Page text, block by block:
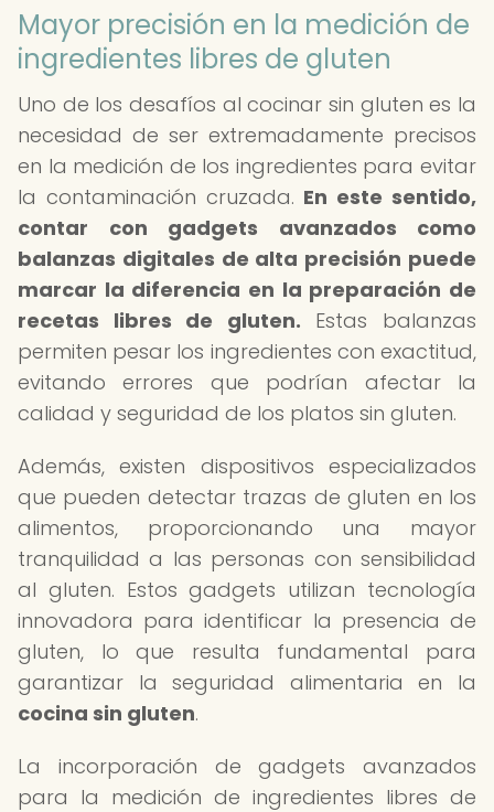
Mayor precisión en la medición de
ingredientes libres de gluten
Uno de los desafíos al cocinar sin gluten es la
necesidad de ser extremadamente precisos
en la medición de los ingredientes para evitar
la contaminación cruzada. En este sentido,
contar con gadgets avanzados como
balanzas digitales de alta precisión puede
marcar la diferencia en la preparación de
recetas libres de gluten. Estas balanzas
permiten pesar los ingredientes con exactitud,
evitando errores que podrían afectar la
calidad y seguridad de los platos sin gluten.
Además, existen dispositivos especializados
que pueden detectar trazas de gluten en los
alimentos, proporcionando una mayor
tranquilidad a las personas con sensibilidad
al gluten. Estos gadgets utilizan tecnología
innovadora para identificar la presencia de
gluten, lo que resulta fundamental para
garantizar la seguridad alimentaria en la
cocina sin gluten.
La incorporación de gadgets avanzados
para la medición de ingredientes libres de